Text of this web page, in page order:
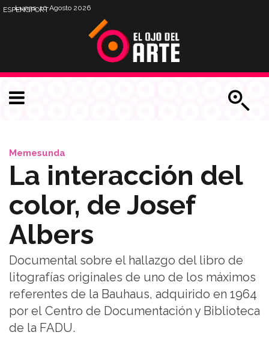
Lunes, 10 Agosto 2026
ESPENGPORT
Memesunda
La interacción del
color, de Josef
Albers
Documental sobre el hallazgo del libro de
litografías originales de uno de los máximos
referentes de la Bauhaus, adquirido en 1964
por el Centro de Documentación y Biblioteca
de la FADU.